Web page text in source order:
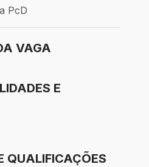
PcD
VAGA
E
QUALIFICAÇÕES